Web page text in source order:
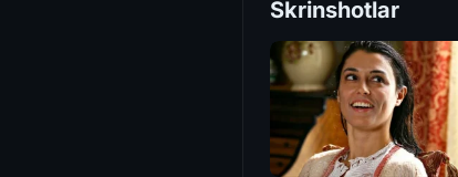
Skrinshotlar